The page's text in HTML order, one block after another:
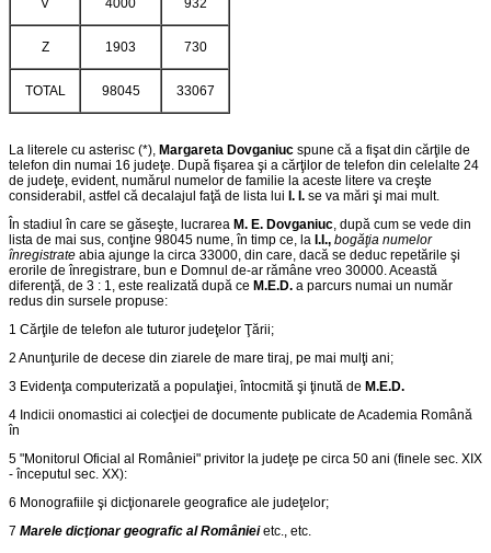
V 4000 932
Z 1903 730
TOTAL 98045 33067
La literele cu asterisc (*), Margareta Dovganiuc spune că a fişat din cărţile de
telefon din numai 16 judeţe. După fişarea şi a cărţilor de telefon din celelalte 24
de judeţe, evident, numărul numelor de familie la aceste litere va creşte
considerabil, astfel că decalajul faţă de lista lui I. I. se va mări şi mai mult.
În stadiul în care se găseşte, lucrarea M. E. Dovganiuc, după cum se vede din
lista de mai sus, conţine 98045 nume, în timp ce, la I.I., bogăţia numelor
înregistrate abia ajunge la circa 33000, din care, dacă se deduc repetările şi
erorile de înregistrare, bun e Domnul de-ar rămâne vreo 30000. Această
diferenţă, de 3 : 1, este realizată după ce M.E.D. a parcurs numai un număr
redus din sursele propuse:
1 Cărţile de telefon ale tuturor judeţelor Ţării;
2 Anunţurile de decese din ziarele de mare tiraj, pe mai mulţi ani;
3 Evidenţa computerizată a populaţiei, întocmită şi ţinută de M.E.D.
4 Indicii onomastici ai colecţiei de documente publicate de Academia Română
în
5 "Monitorul Oficial al României" privitor la judeţe pe circa 50 ani (finele sec. XIX
- începutul sec. XX):
6 Monografiile şi dicţionarele geografice ale judeţelor;
7 Marele dicţionar geografic al Românieietc., etc.